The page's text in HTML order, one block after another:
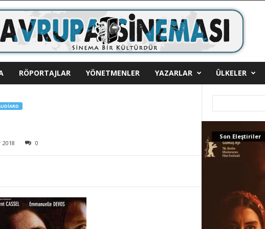
RÖPORTAJLAR YÖNETMENLER YAZARLAR ÜLKELER
2018 0
Son Eleştiriler